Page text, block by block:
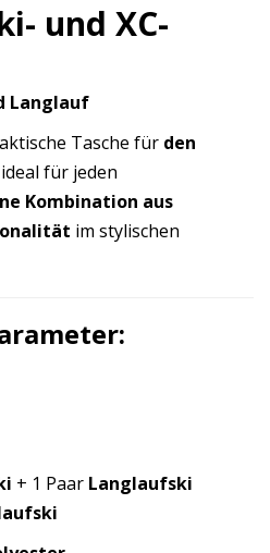
und XC-
Langlauf
Tasche für den
für jeden
Kombination aus
im stylischen
+ 1 Paar Langlaufski